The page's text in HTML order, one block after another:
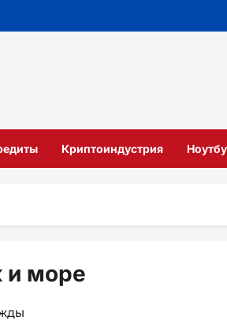
Криптоиндустрия
и море